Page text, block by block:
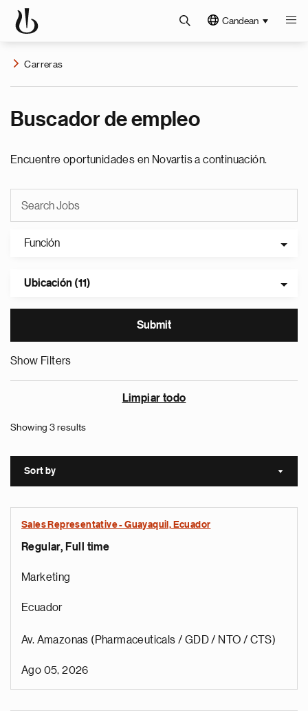
Candean
Carreras
Buscador de empleo
Encuentre oportunidades en Novartis a continuación.
Función
Ubicación (11)
Show Filters
Limpiar todo
Showing 3 results
Sort by Sort
Sales Representative - Guayaquil, Ecuador
Regular, Full time
Marketing
Ecuador
Av. Amazonas (Pharmaceuticals / GDD / NTO / CTS)
Ago 05, 2026